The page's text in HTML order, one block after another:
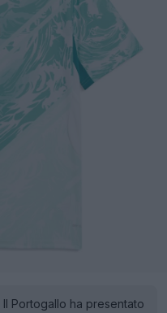
Il Portogallo ha presentato